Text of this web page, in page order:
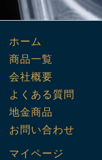
ホーム
商品一覧
会社概要
よくある質問
地金商品
お問い合わせ
マイページ